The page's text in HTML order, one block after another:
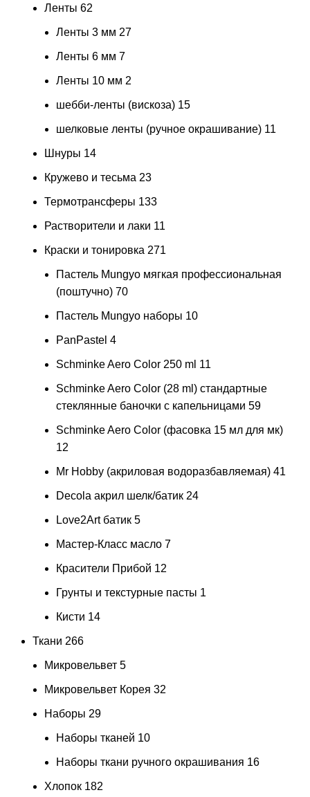
Ленты 62
Ленты 3 мм 27
Ленты 6 мм 7
Ленты 10 мм 2
шебби-ленты (вискоза) 15
шелковые ленты (ручное окрашивание) 11
Шнуры 14
Кружево и тесьма 23
Термотрансферы 133
Растворители и лаки 11
Краски и тонировка 271
Пастель Mungyo мягкая профессиональная
(поштучно) 70
Пастель Mungyo наборы 10
PanPastel 4
Schminke Aero Color 250 ml 11
Schminke Aero Color (28 ml) стандартные
стеклянные баночки с капельницами 59
Schminke Aero Color (фасовка 15 мл для мк)
12
Mr Hobby (акриловая водоразбавляемая) 41
Decola акрил шелк/батик 24
Love2Art батик 5
Мастер-Класс масло 7
Красители Прибой 12
Грунты и текстурные пасты 1
Кисти 14
Ткани 266
Микровельвет 5
Микровельвет Корея 32
Наборы 29
Наборы тканей 10
Наборы ткани ручного окрашивания 16
Хлопок 182